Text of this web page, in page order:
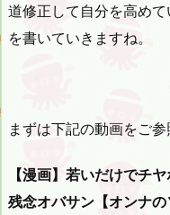
道修正して自分を高め
を書いていきますね。
まずは下記の動画をご参
【漫画】若いだけでチ
残念オバサン【オンナの